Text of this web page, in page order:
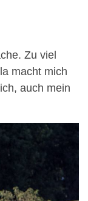
Zu viel
macht mich
auch mein